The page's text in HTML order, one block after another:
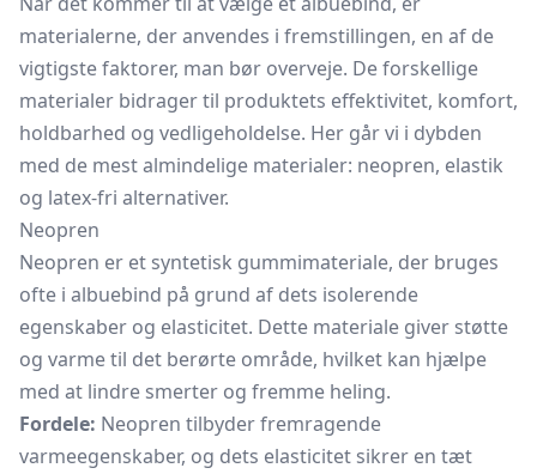
materialerne, der anvendes i fremstillingen, en af de
vigtigste faktorer, man bør overveje. De forskellige
materialer bidrager til produktets effektivitet, komfort,
holdbarhed og vedligeholdelse. Her går vi i dybden
med de mest almindelige materialer: neopren, elastik
og latex-fri alternativer.
Neopren
Neopren er et syntetisk gummimateriale, der bruges
ofte i albuebind på grund af dets isolerende
egenskaber og elasticitet. Dette materiale giver støtte
og varme til det berørte område, hvilket kan hjælpe
med at lindre smerter og fremme heling.
Fordele: Neopren tilbyder fremragende
varmeegenskaber, og dets elasticitet sikrer en tæt